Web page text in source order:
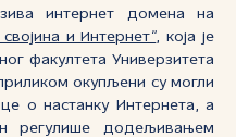
интернет домена на
и Интернет“, која је
факултета Универзитета
окупљени су могли
о настанку Интернета, а
додељивањем